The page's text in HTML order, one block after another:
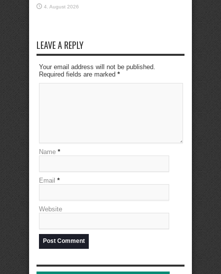
4. August 2026
LEAVE A REPLY
Your email address will not be published.
Required fields are marked *
Name *
Email *
Website